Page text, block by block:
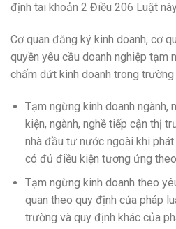
định tai khoản 2 Điều 206 Luật
Cơ quan đăng ký kinh doanh, cơ
quyền yêu cầu doanh nghiệp tạm
chấm dứt kinh doanh trong
Tạm ngừng kinh doanh ngành,
kiện, ngành, nghề tiếp cận thị
nhà đầu tư nước ngoài khi
có đủ điều kiện tương ứng
Tạm ngừng kinh doanh theo
quan theo quy định của pháp
trường và quy định khác của